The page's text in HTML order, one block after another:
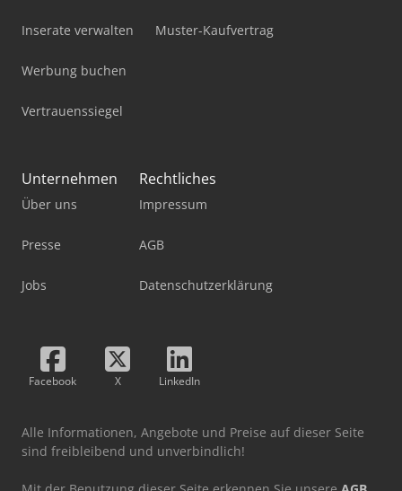
Inserate verwalten
Werbung buchen
Vertrauenssiegel
Muster-Kaufvertrag
Unternehmen
Über uns
Presse
Jobs
Rechtliches
Impressum
AGB
Datenschutzerklärung
Facebook X LinkedIn
Alle Informationen, Angebote und Preise auf dieser Seite
sind freibleibend und unverbindlich!